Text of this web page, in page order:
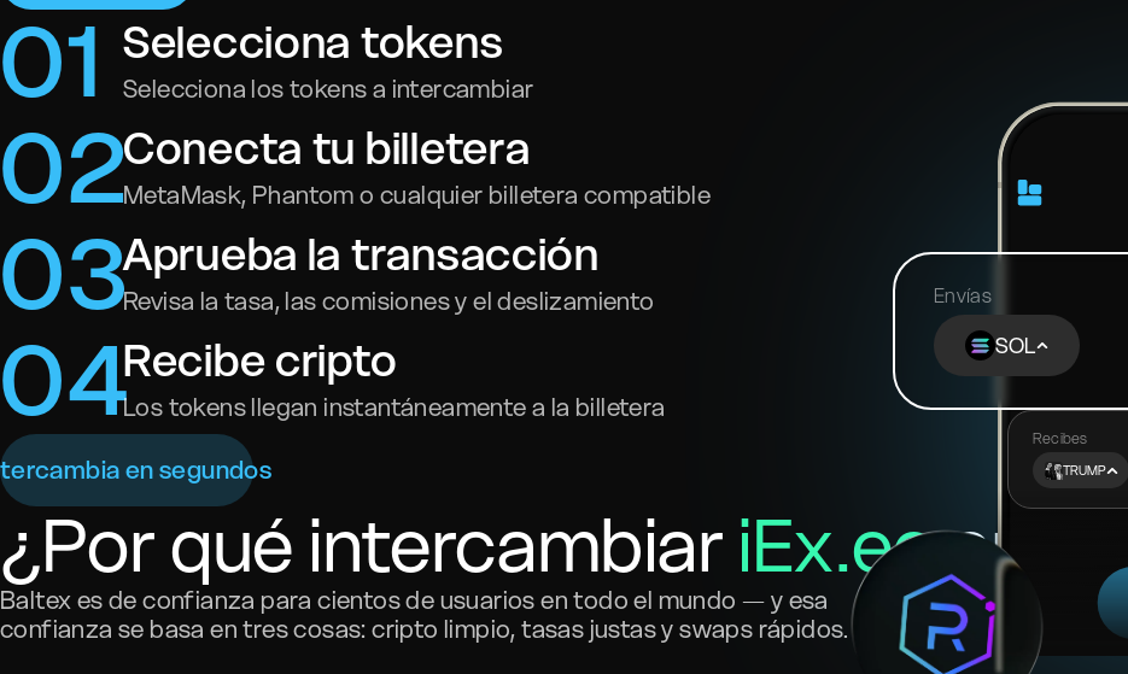
01 Selecciona tokens
Selecciona los tokens a intercambiar
02Conecta tu billetera
MetaMask, Phantom o cualquier billetera compatible
03Aprueba la transacción
Revisa la tasa, las comisiones y el deslizamiento
04Recibe cripto
Los tokens llegan instantáneamente a la billetera
en segundos
Envías
SOL
Recibes
TRUMP
¿Por qué intercambiariEx.ecen
Baltex es de confianza para cientos de usuarios en todo el mundo — y esa
confianza se basa en tres cosas: cripto limpio, tasas justas y swaps rápidos.